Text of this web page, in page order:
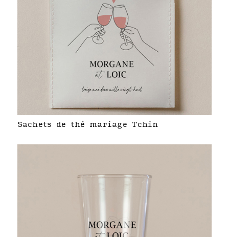
Sachets de thé mariage Tchin